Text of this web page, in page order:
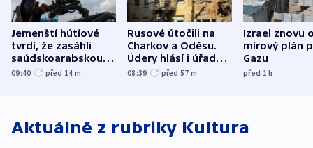
Jemenští hútíové
tvrdí, že zasáhli
saúdskoarabskou
rafinerii
09:40 před 14 m
Rusové útočili na
Charkov a Oděsu.
Údery hlásí i úřady v
Bělgorodu
08:39 před 57 m
Izrael znovu
mírový plán
Gazu
před 1h
Aktuálně z rubriky Kultura